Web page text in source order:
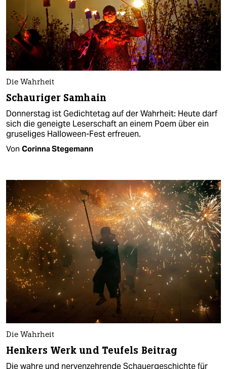
Die Wahrheit
Schauriger Samhain
Donnerstag ist Gedichtetag auf der Wahrheit: Heute darf
sich die geneigte Leserschaft an einem Poem über ein
gruseliges Halloween-Fest erfreuen.
Von Corinna Stegemann
Die Wahrheit
Henkers Werk und Teufels Beitrag
Die wahre und nervenzehrende Schauergeschichte für